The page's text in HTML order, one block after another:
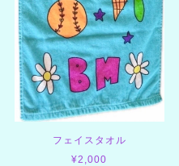
フェイスタオル
¥2,000